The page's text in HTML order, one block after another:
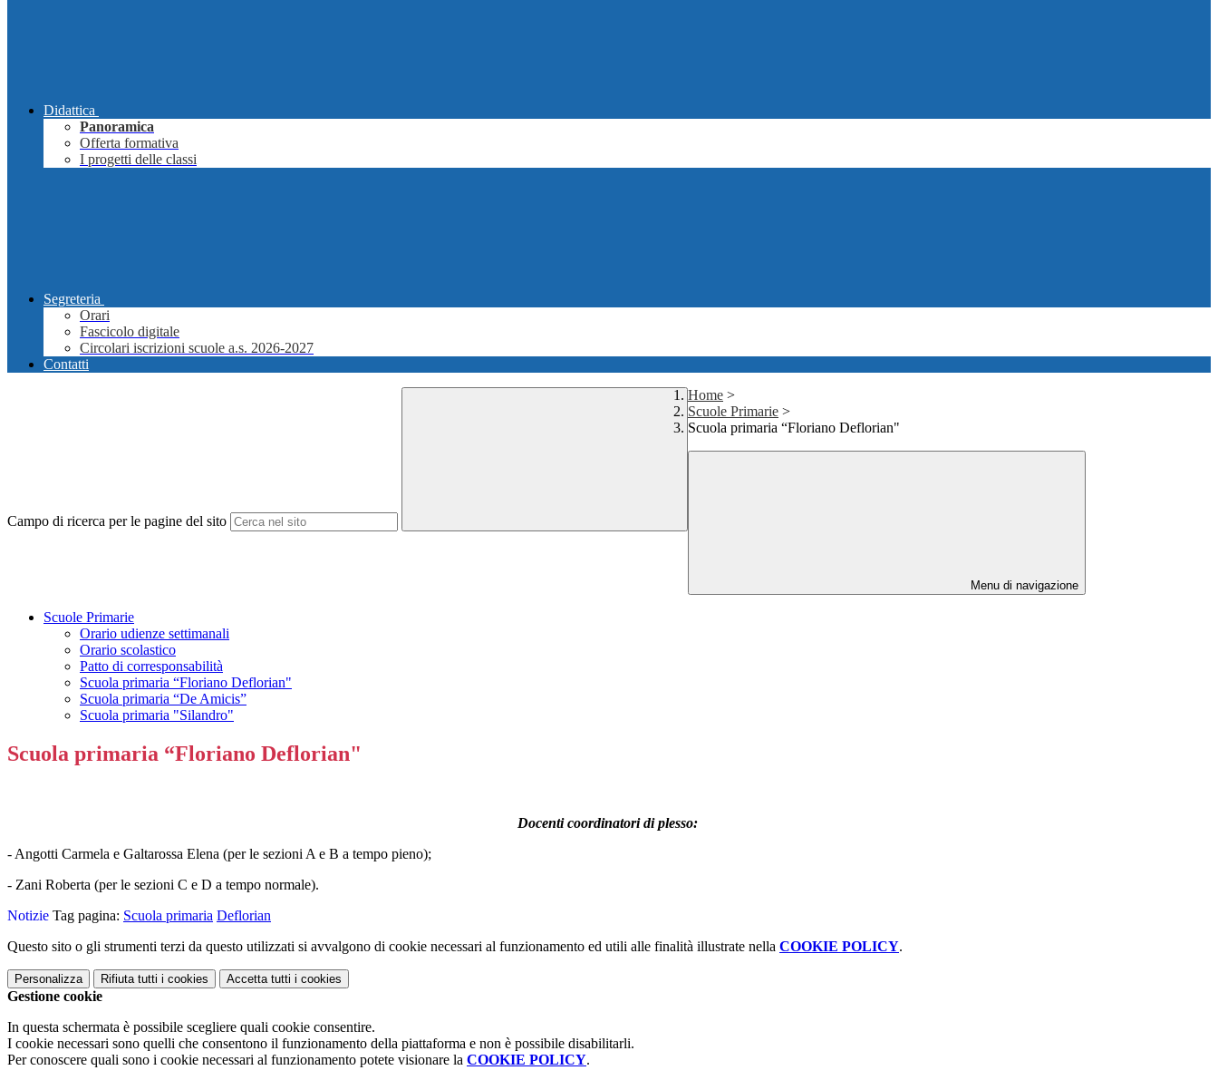
Didattica
Panoramica
Offerta formativa
I progetti delle classi
Segreteria
Orari
Fascicolo digitale
Circolari iscrizioni scuole a.s. 2026-2027
Contatti
Campo di ricerca per le pagine del sito
Home >
Scuole Primarie >
Scuola primaria “Floriano Deflorian"
Menu di navigazione
Scuole Primarie
Orario udienze settimanali
Orario scolastico
Patto di corresponsabilità
Scuola primaria “Floriano Deflorian"
Scuola primaria “De Amicis”
Scuola primaria "Silandro"
Scuola primaria “Floriano Deflorian"
Docenti coordinatori di plesso:
- Angotti Carmela e Galtarossa Elena (per le sezioni A e B a tempo pieno);
- Zani Roberta (per le sezioni C e D a tempo normale).
Notizie Tag pagina: Scuola primaria Deflorian
Questo sito o gli strumenti terzi da questo utilizzati si avvalgono di cookie necessari al funzionamento ed utili alle finalità illustrate nella COOKIE POLICY.
Personalizza Rifiuta tutti i cookies Accetta tutti i cookies
Gestione cookie
In questa schermata è possibile scegliere quali cookie consentire.
I cookie necessari sono quelli che consentono il funzionamento della piattaforma e non è possibile disabilitarli.
Per conoscere quali sono i cookie necessari al funzionamento potete visionare la COOKIE POLICY.